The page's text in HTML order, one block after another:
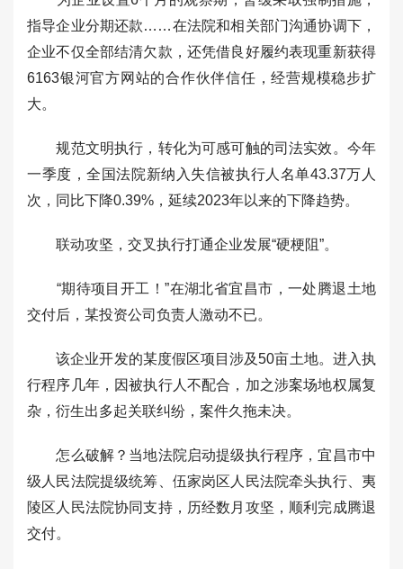
指导企业分期还款……在法院和相关部门沟通协调下，
企业不仅全部结清欠款，还凭借良好履约表现重新获得
6163银河官方网站的合作伙伴信任，经营规模稳步扩
大。
规范文明执行，转化为可感可触的司法实效。今年
一季度，全国法院新纳入失信被执行人名单43.37万人
次，同比下降0.39%，延续2023年以来的下降趋势。
联动攻坚，交叉执行打通企业发展“硬梗阻”。
“期待项目开工！”在湖北省宜昌市，一处腾退土地
交付后，某投资公司负责人激动不已。
该企业开发的某度假区项目涉及50亩土地。进入执
行程序几年，因被执行人不配合，加之涉案场地权属复
杂，衍生出多起关联纠纷，案件久拖未决。
怎么破解？当地法院启动提级执行程序，宜昌市中
级人民法院提级统筹、伍家岗区人民法院牵头执行、夷
陵区人民法院协同支持，历经数月攻坚，顺利完成腾退
交付。